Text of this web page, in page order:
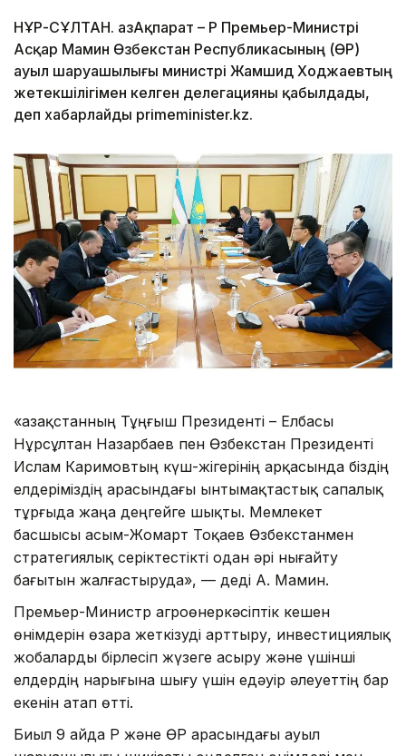
НҰР-СҰЛТАН. ҚазАқпарат – ҚР Премьер-Министрі
Асқар Мамин Өзбекстан Республикасының (ӨР)
ауыл шаруашылығы министрі Жамшид Ходжаевтың
жетекшілігімен келген делегацияны қабылдады,
деп хабарлайды primeminister.kz.
«Қазақстанның Тұңғыш Президенті – Елбасы
Нұрсұлтан Назарбаев пен Өзбекстан Президенті
Ислам Каримовтың күш-жігерінің арқасында біздің
елдеріміздің арасындағы ынтымақтастық сапалық
тұрғыда жаңа деңгейге шықты. Мемлекет
басшысы Қасым-Жомарт Тоқаев Өзбекстанмен
стратегиялық серіктестікті одан әрі нығайту
бағытын жалғастыруда», — деді А. Мамин.
Премьер-Министр агроөнеркәсіптік кешен
өнімдерін өзара жеткізуді арттыру, инвестициялық
жобаларды бірлесіп жүзеге асыру және үшінші
елдердің нарығына шығу үшін едәуір әлеуеттің бар
екенін атап өтті.
Биыл 9 айда ҚР және ӨР арасындағы ауыл